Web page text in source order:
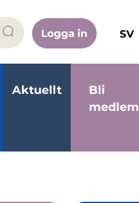
Logga in
SV
Aktuellt
Bli
medlem